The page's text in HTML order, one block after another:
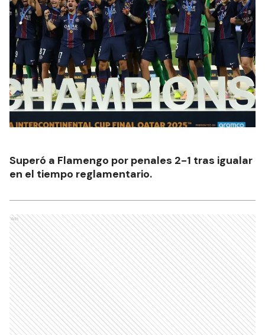
Superó a Flamengo por penales 2-1 tras igualar
en el tiempo reglamentario.
Ads